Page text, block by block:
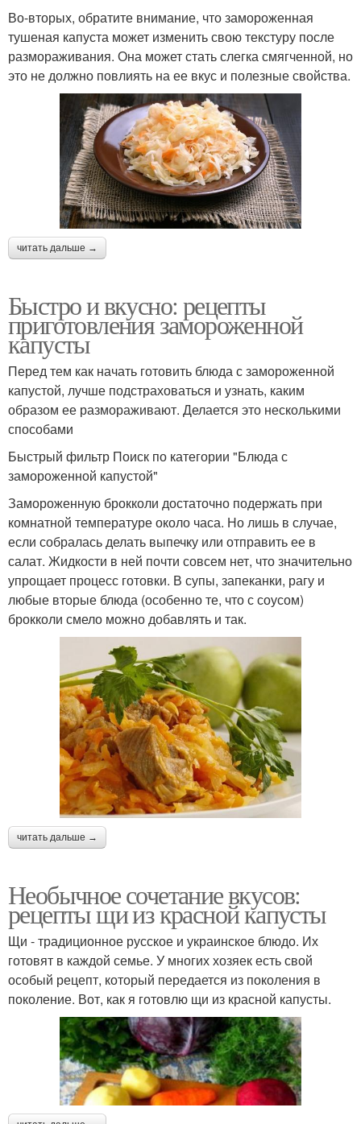
Во-вторых, обратите внимание, что замороженная
тушеная капуста может изменить свою текстуру после
размораживания. Она может стать слегка смягченной, но
это не должно повлиять на ее вкус и полезные свойства.
читать дальше →
Быстро и вкусно: рецепты
приготовления замороженной
капусты
Перед тем как начать готовить блюда с замороженной
капустой, лучше подстраховаться и узнать, каким
образом ее размораживают. Делается это несколькими
способами
Быстрый фильтр Поиск по категории "Блюда с
замороженной капустой"
Замороженную брокколи достаточно подержать при
комнатной температуре около часа. Но лишь в случае,
если собралась делать выпечку или отправить ее в
салат. Жидкости в ней почти совсем нет, что значительно
упрощает процесс готовки. В супы, запеканки, рагу и
любые вторые блюда (особенно те, что с соусом)
брокколи смело можно добавлять и так.
читать дальше →
Необычное сочетание вкусов:
рецепты щи из красной капусты
Щи - традиционное русское и украинское блюдо. Их
готовят в каждой семье. У многих хозяек есть свой
особый рецепт, который передается из поколения в
поколение. Вот, как я готовлю щи из красной капусты.